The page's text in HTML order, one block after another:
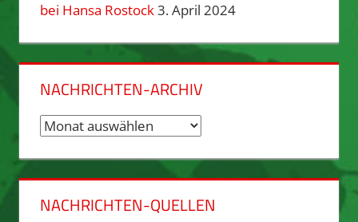
bei Hansa Rostock3. April 2024
NACHRICHTEN-ARCHIV
Nachrichten-
NACHRICHTEN-QUELLEN